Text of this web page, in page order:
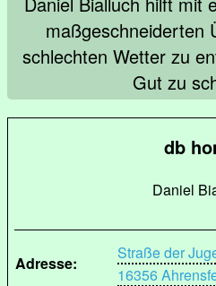
maßgeschneiderten
schlechten Wetter zu
Gut zu
db
Daniel
Adresse:
Straße der
16356